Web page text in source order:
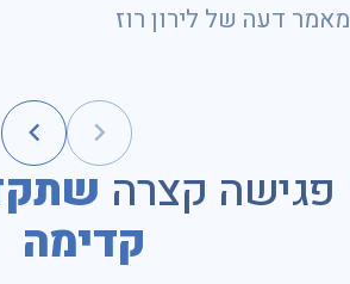
מאמר דעה של לירון רוז
פגישה קצרה
קדימה